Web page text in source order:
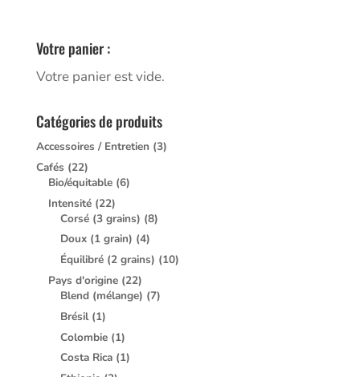
Votre panier :
Votre panier est vide.
Catégories de produits
Accessoires / Entretien (3)
Cafés (22)
Bio/équitable (6)
Intensité (22)
Corsé (3 grains) (8)
Doux (1 grain) (4)
Équilibré (2 grains) (10)
Pays d'origine (22)
Blend (mélange) (7)
Brésil (1)
Colombie (1)
Costa Rica (1)